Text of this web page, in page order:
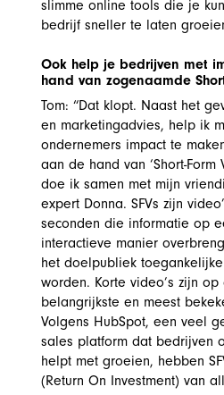
slimme online tools die je
bedrijf sneller te laten
Ook help je bedrijven met
hand van zogenaamde
Tom: “Dat klopt. Naast het
en marketingadvies, help ik
ondernemers impact te
aan de hand van ‘Short-Form
doe ik samen met mijn
expert Donna. SFVs zijn
seconden die informatie op
interactieve manier
het doelpubliek
worden. Korte video’s zijn
belangrijkste en meest
Volgens HubSpot, een veel
sales platform dat bedrijven
helpt met groeien, hebben
(Return On Investment) van